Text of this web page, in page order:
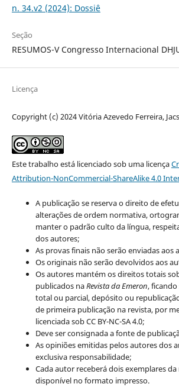
n. 34.v2 (2024): Dossiê
Seção
RESUMOS-V Congresso Internacional
Licença
Copyright (c) 2024 Vitória Azevedo Ferreira,
Este trabalho está licenciado sob uma licença
Attribution-NonCommercial-ShareAlike 4.0
A publicação se reserva o direito de
alterações de ordem normativa,
manter o padrão culto da língua,
dos autores;
As provas finais não serão enviadas aos
Os originais não serão devolvidos aos
Os autores mantém os direitos totais
publicados naRevista da Emeron,
total ou parcial, depósito ou
de primeira publicação na revista, por
licenciada sob CC BY-NC-SA 4.0;
Deve ser consignada a fonte de
As opiniões emitidas pelos autores dos
exclusiva responsabilidade;
Cada autor receberá dois exemplares da
disponível no formato impresso.